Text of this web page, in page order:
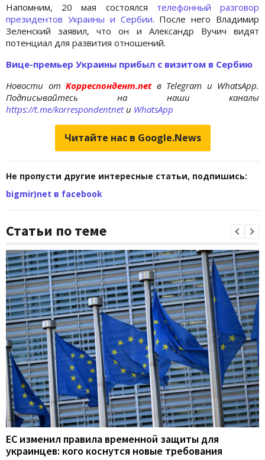
Напомним, 20 мая состоялся телефонный разговор
президентов Украины и Сербии. После него Владимир
Зеленский заявил, что он и Александр Вучич видят
потенциал для развития отношений.
Вице-премьер Украины прибыл с визитом в Сербию
Новости отКорреспондент.net в Telegram и WhatsApp.
Подписывайтесь на наши каналы
https://t.me/korrespondentnetи WhatsApp
Читайте нас в Google.News
Не пропусти другие интересные статьи, подпишись:
bigmir)net в facebook
Статьи по теме
ЕС изменил правила временной защиты для
украинцев: кого коснутся новые требования